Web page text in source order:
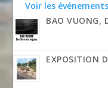
Voir les
BAO VUONG,
EXPOSITION